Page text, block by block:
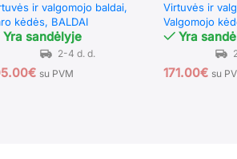
ir valgomojo baldai
kėdės BALDAI
Yra sandėlyje
€ su PVM
(Juoda)
Virtuvės ir
Valgomojo
Yra
171.00€ su